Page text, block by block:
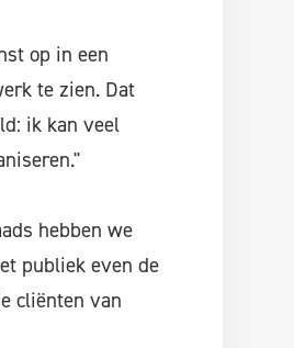
op in een
te zien. Dat
ik kan veel
hebben we
publiek even de
cliënten van